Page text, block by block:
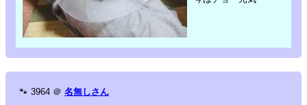
🐾 3964 ＠ 名無しさん